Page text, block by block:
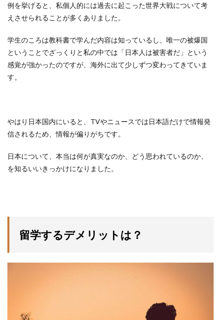
例を挙げると、私個人的には過去に起こった世界大戦について考
えさせられることが多くありました。
学生のころは教科書で学んだ内容は知っているし、唯一の被爆国
ということでざっくりと私の中では「日本人は被害者だ」という
感覚が強かったのですが、海外に出て少しずつ変わってきていま
す。
やはり日本国内にいると、TVやニュースでは日本語だけで情報発
信されるため、情報が偏りがちです。
日本について、本当は何が真実なのか、どう思われているのか、
を知るいいきっかけになりました。
留学するデメリットは？